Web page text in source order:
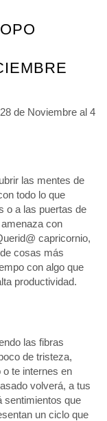
las mentes de
todo lo que
o a las puertas de
con
capricornio,
cosas más
con algo que
productividad.
las fibras
de tristeza,
te internes en
volverá, a tus
sentimientos que
un ciclo que